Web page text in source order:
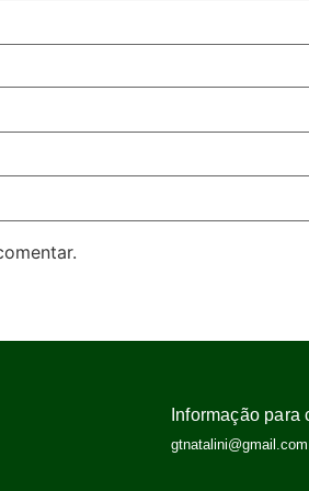
Informação para
gtnatalini@gmail.com